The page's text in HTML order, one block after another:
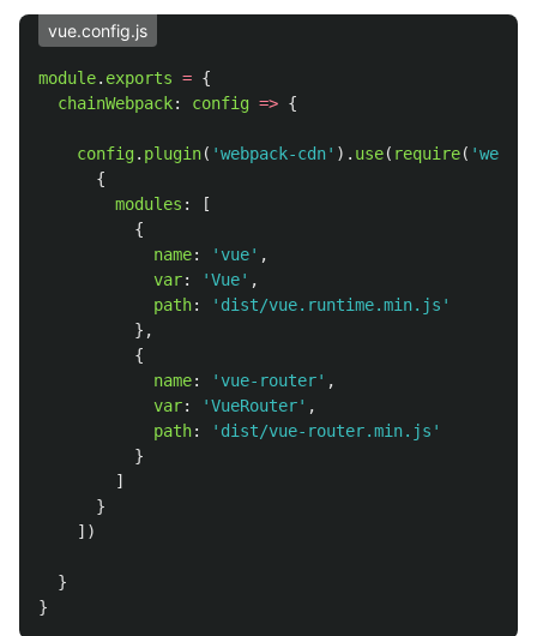
vue.config.js
module. exports = {
chainWebpack: config => {
config. plugin( 'webpack-cdn' ). use( require( '
{
modules :
[
{
name: ' vue' ,
var: 'Vue' ,
path: ' dist/vue.runtime.min.js '
},
{
name: ' vue-router' ,
var: 'VueRouter' ,
path: ' dist/vue-router.min.js '
}
]
}
])
}
}